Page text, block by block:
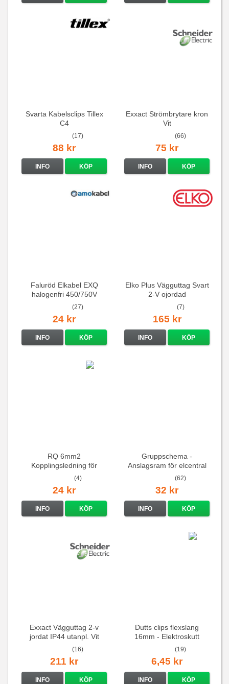
Svarta Kabelsclips Tillex
C4
(17)
88 kr
INFO KÖP
Exxact Strömbrytare kron
Vit
(66)
75 kr
INFO KÖP
Faluröd Elkabel EXQ
halogenfri 450/750V
(27)
24 kr
INFO KÖP
Elko Plus Vägguttag Svart
2-V ojordad
(7)
165 kr
INFO KÖP
RQ 6mm2
Kopplingsledning för
elcentraler mm
(4)
24 kr
INFO KÖP
Gruppschema -
Anslagsram för elcentral
(62)
32 kr
INFO KÖP
Exxact Vägguttag 2-v
jordat IP44 utanpl. Vit
(16)
211 kr
INFO KÖP
Dutts clips flexslang
16mm - Elektroskutt
(19)
6,45 kr
INFO KÖP